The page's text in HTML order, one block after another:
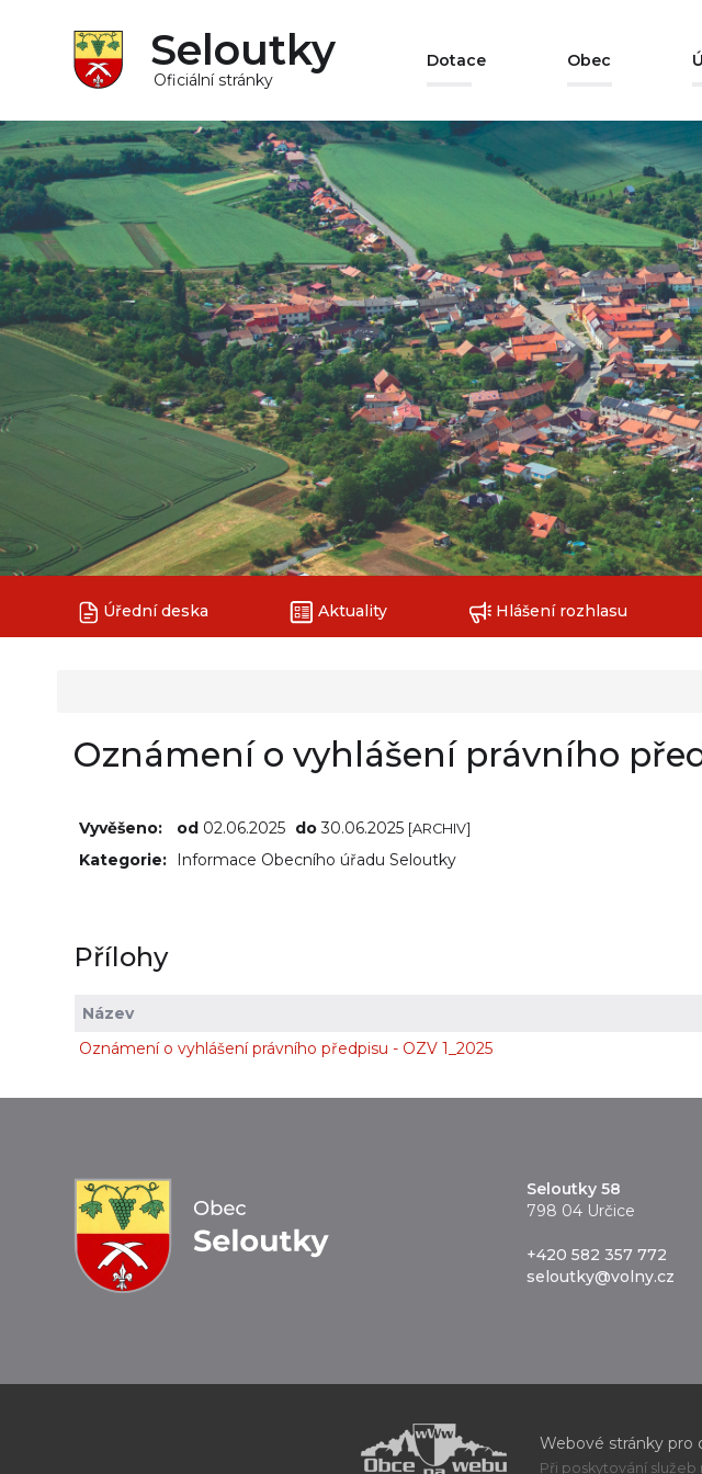
Seloutky
Oficiální stránky
Dotace Obec
Úřední deska Aktuality Hlášení rozhlasu
Oznámení o vyhlášení právního
Vyvěšeno: od 02.06.2025 do30.06.2025 [ARCHIV]
Kategorie: Informace Obecního úřadu Seloutky
Přílohy
Název
Oznámení o vyhlášení právního předpisu - OZV 1_2025
Seloutky 58
798 04 Určice
+420 582 357 772
seloutky@volny.cz
Webové stránky pro
Při poskytování